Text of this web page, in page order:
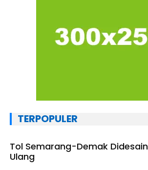
TERPOPULER
Tol Semarang-Demak Didesain
Ulang